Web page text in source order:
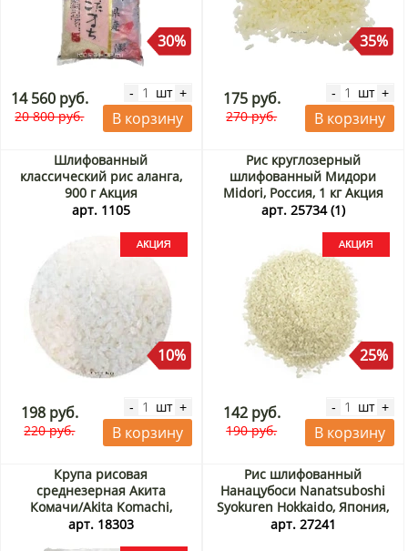
30%
14 560 руб.
20 800 руб.
- шт +
В корзину
35%
175 руб.
270 руб.
- шт +
В корзину
Шлифованный
классический рис аланга,
900 г Акция
арт. 1105
10%
198 руб.
220 руб.
- шт +
В корзину
Рис круглозерный
шлифованный Мидори
Midori, Россия, 1 кг Акция
арт. 25734 (1)
25%
142 руб.
190 руб.
- шт +
В корзину
Крупа рисовая
среднезерная Акита
Комачи/Akita Komachi,
Япония, 1 кг (урожай Ноябрь
арт. 18303
Рис шлифованный
Нанацубоси Nanatsuboshi
Syokuren Hokkaido, Япония,
5 кг
арт. 27241